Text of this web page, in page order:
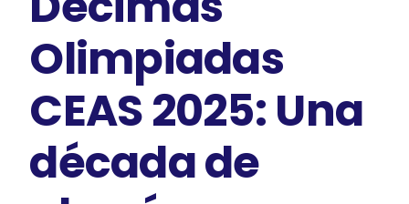
Olimpiadas
CEAS 2025: Una
década de